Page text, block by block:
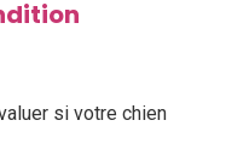
si votre chien